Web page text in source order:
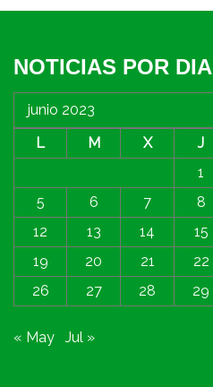
NOTICIAS POR DIA
junio 2023
L
M X J
1
5
6 7 8
12
13 14 15
19
20 21 22
26
27 28 29
« May Jul »